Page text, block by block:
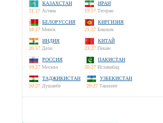
КАЗАХСТАН
21:27 Астана
ИРАН
19:57 Тегеран
БЕЛОРУССИЯ
18:27 Минск
КИРГИЗИЯ
21:27 Бишкек
ИНДИЯ
20:57 Дели
КИТАЙ
23:27 Пекин
РОССИЯ
19:27 Москва
ПАКИСТАН
20:27 Исламабад
ТАДЖИКИСТАН
20:27 Душанбе
УЗБЕКИСТАН
20:27 Ташкент